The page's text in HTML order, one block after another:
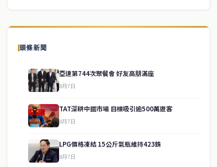
頭條新聞
亞速第744次聚餐會 好友高朋滿座
8月7日
TAT深耕中國市場 目標吸引逾500萬遊客
8月7日
LPG價格凍結 15公斤氣瓶維持423銖
8月7日